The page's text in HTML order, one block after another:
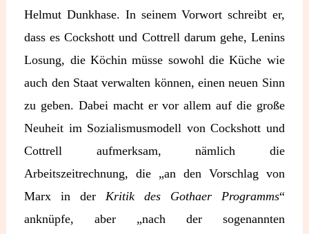
Helmut Dunkhase. In seinem Vorwort schreibt er,
dass es Cockshott und Cottrell darum gehe, Lenins
Losung, die Köchin müsse sowohl die Küche wie
auch den Staat verwalten können, einen neuen Sinn
zu geben. Dabei macht er vor allem auf die große
Neuheit im Sozialismusmodell von Cockshott und
Cottrell aufmerksam, nämlich die
Arbeitszeitrechnung, die „an den Vorschlag von
Marx in der Kritik des Gothaer Programms“
anknüpfe, aber „nach der sogenannten